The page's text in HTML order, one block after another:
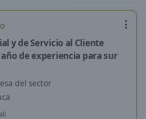
y de Servicio al Cliente
de experiencia para sur
del sector